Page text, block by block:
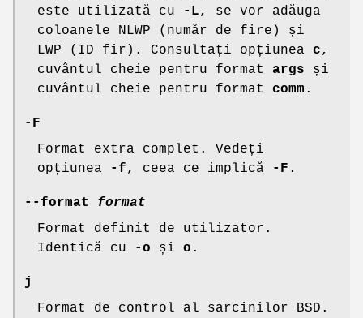
este utilizată cu
-L, se vor adăuga
coloanele NLWP (număr de fire) și
LWP (ID fir). Consultați opțiunea c,
cuvântul cheie pentru format args și
cuvântul cheie pentru format comm .
-F
Format extra complet. Vedeți
opțiunea
-f, ceea ce implică -F .
--format
format
Format definit de utilizator.
Identică cu
-o și o .
j
Format de control al sarcinilor BSD.